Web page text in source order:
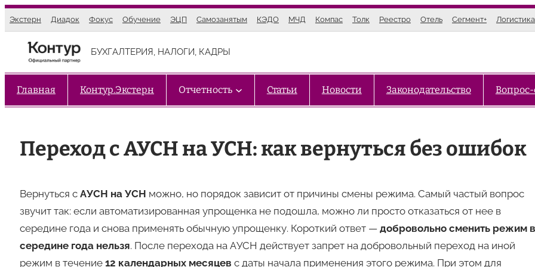
к
содержимому
Экстерн Диадок Фокус Обучение ЭЦП Самозанятым КЭДО МЧД Компас Толк Реестро Отель Сегмент+ Логистика
БУХГАЛТЕРИЯ, НАЛОГИ, КАДРЫ
Главная Контур.Экстерн Отчетность Статьи Новости Законодательство Вопрос-
Переход с АУСН на УСН: как вернуться без ошибок
Вернуться с АУСН на УСН можно, но порядок зависит от причины смены режима. Самый частый вопрос
звучит так: если автоматизированная упрощенка не подошла, можно ли просто отказаться от нее в
середине года и снова применять обычную упрощенку. Короткий ответ — добровольно сменить режим в
середине года нельзя. После перехода на АУСН действует запрет на добровольный переход на иной
режим в течение 12 календарных месяцев с даты начала применения этого режима. При этом для